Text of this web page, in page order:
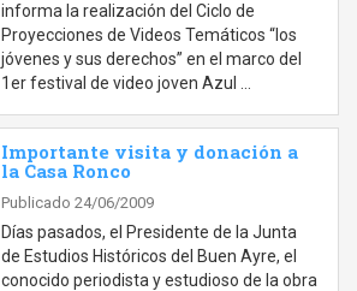
informa la realización del Ciclo de
Proyecciones de Videos Temáticos “los
jóvenes y sus derechos” en el marco del
1er festival de video joven Azul …
Importante visita y donación a
la Casa Ronco
Publicado 24/06/2009
Días pasados, el Presidente de la Junta
de Estudios Históricos del Buen Ayre, el
conocido periodista y estudioso de la obra